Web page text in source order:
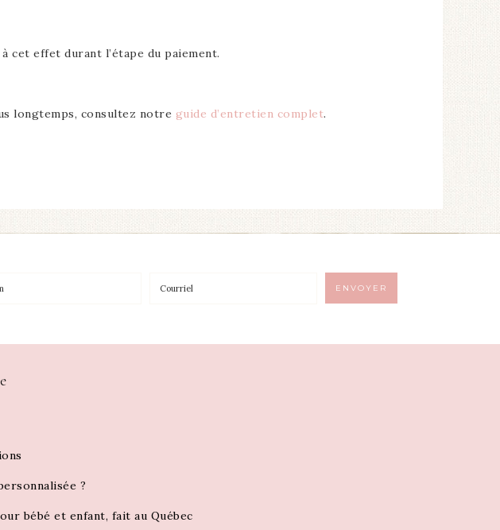
cet effet durant l’étape du paiement.
longtemps, consultez notre guide d’entretien complet.
?
bébé et enfant, fait au Québec